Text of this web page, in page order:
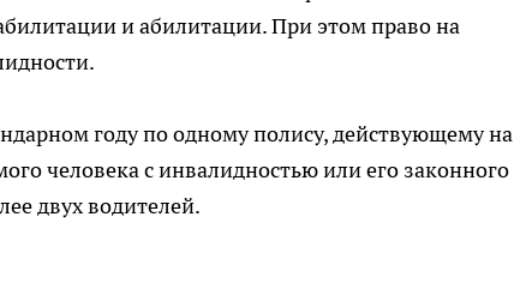
и абилитации. При этом право на
году по одному полису, действующему на
человека с инвалидностью или его законного
двух водителей.